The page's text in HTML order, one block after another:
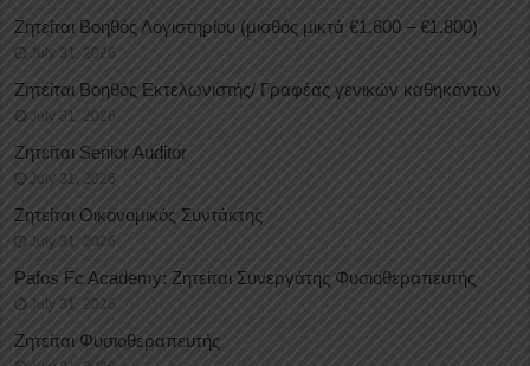
Ζητείται Βοηθός Λογιστηρίου (μισθός μικτά €1.600 – €1.800)
July 31, 2026
Ζητείται Βοηθός Εκτελωνιστής/ Γραφέας γενικών καθηκόντων
July 31, 2026
Ζητείται Senior Auditor
July 31, 2026
Ζητείται Οικονομικός Συντάκτης
July 31, 2026
Pafos Fc Academy: Ζητείται Συνεργάτης Φυσιοθεραπευτής
July 31, 2026
Ζητείται Φυσιοθεραπευτής